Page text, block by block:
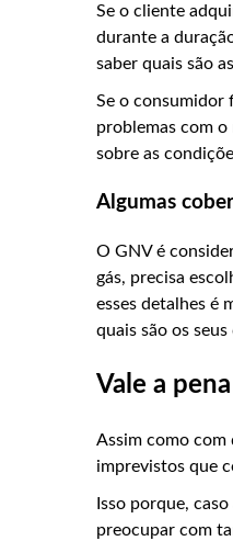
Se o cliente
durante a
saber quais são
Se o consumidor
problemas com
sobre as
Algumas
O GNV é
gás, precisa
esses detalhes é
quais são os
Vale a
Assim como
imprevistos que
Isso porque,
preocupar com